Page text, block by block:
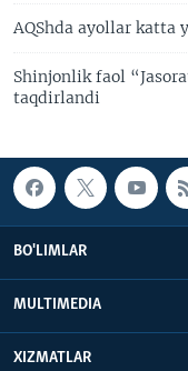
AQShda ayollar katta
Shinjonlik faol
taqdirlandi
BO'LIMLAR
MULTIMEDIA
XIZMATLAR